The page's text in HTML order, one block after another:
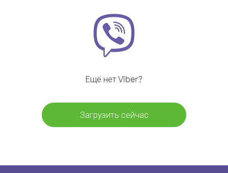
Ещё нет Viber?
Загрузить сейчас